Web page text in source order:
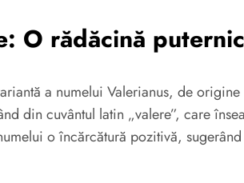
O rădăcină
a numelui Valerianus, de
din cuvântul latin „valere”, care
o încărcătură pozitivă,